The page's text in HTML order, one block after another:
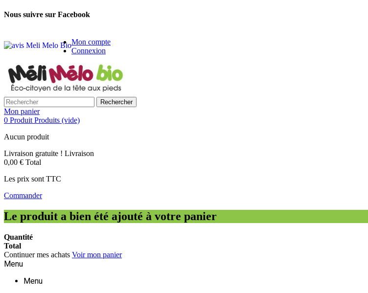
Nous suivre sur Facebook
Mon compte
Connexion
Rechercher
Mon panier
0 Produit Produits (vide)
Aucun produit
Livraison gratuite ! Livraison
0,00 € Total
Les prix sont TTC
Commander
Le produit a bien été ajouté à votre panier
Quantité
Total
Continuer mes achats Voir mon panier
Menu
Menu